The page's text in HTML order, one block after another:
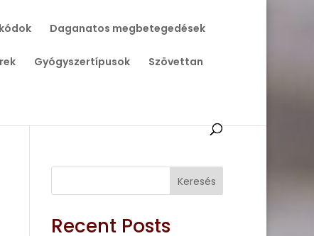
Daganatos megbetegedések
Gyógyszertípusok Szövettan
Keresés
Recent Posts